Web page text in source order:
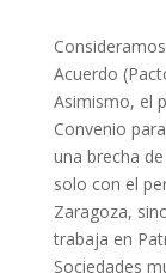
Acuerdo
Asimismo, el
Convenio
una brecha
solo con el
Zaragoza,
trabaja en
Sociedades